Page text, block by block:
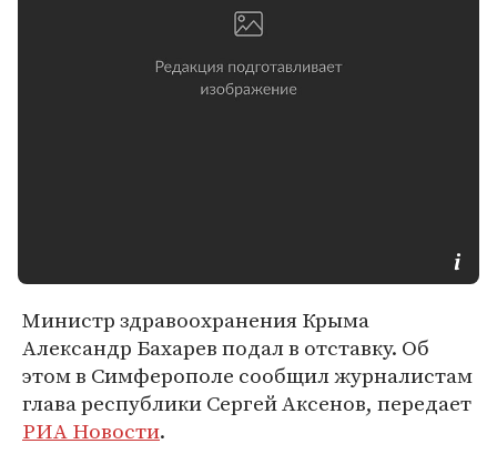
Министр здравоохранения Крыма
Александр Бахарев подал в отставку. Об
этом в Симферополе сообщил журналистам
глава республики Сергей Аксенов, передает
РИА Новости.